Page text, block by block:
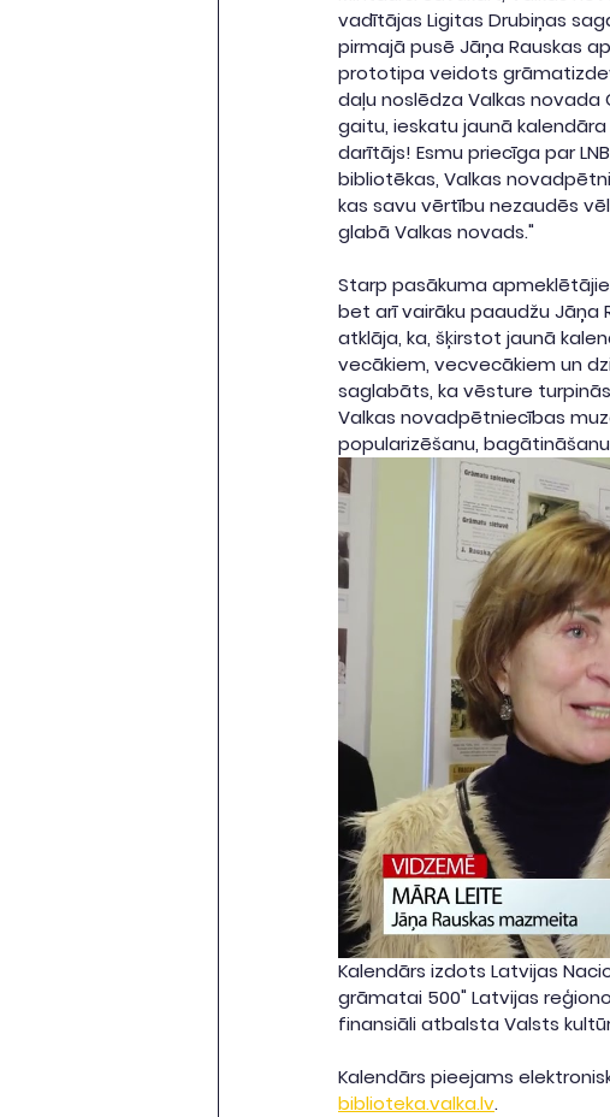
vadītājas Ligitas Drubiņas
pirmajā pusē Jāņa Rauskas
prototipa veidots
daļu noslēdza Valkas
gaitu, ieskatu jaunā
darītājs! Esmu priecīga par
bibliotēkas, Valkas
kas savu vērtību nezaudēs
glabā Valkas novads."
Starp pasākuma
bet arī vairāku paaudžu Jāņa
atklāja, ka, šķirstot jaunā
vecākiem, vecvecākiem un
saglabāts, ka vēsture
Valkas novadpētniecības
popularizēšanu,
Kalendārs izdots Latvijas
grāmatai 500" Latvijas
finansiāli atbalsta Valsts
Kalendārs pieejams
biblioteka.valka.lv.